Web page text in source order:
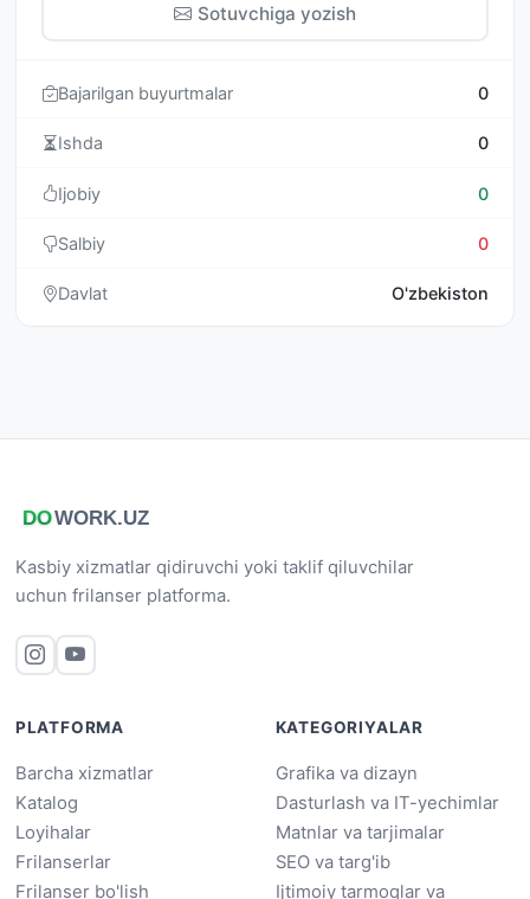
Sotuvchiga yozish
Bajarilgan buyurtmalar 0
Ishda 0
Ijobiy 0
Salbiy 0
Davlat O'zbekiston
Kasbiy xizmatlar qidiruvchi yoki taklif qiluvchilar
uchun frilanser platforma.
PLATFORMA
Barcha xizmatlar
Katalog
Loyihalar
Frilanserlar
Frilanser bo'lish
KATEGORIYALAR
Grafika va dizayn
Dasturlash va IT-yechimlar
Matnlar va tarjimalar
SEO va targ'ib
Ijtimoiy tarmoqlar va